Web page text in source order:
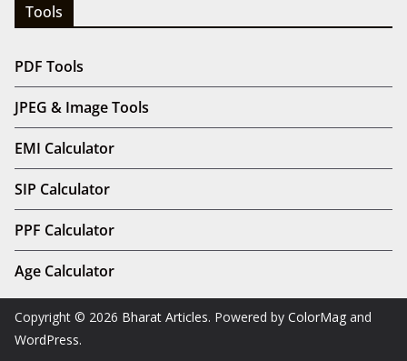
Tools
PDF Tools
JPEG & Image Tools
EMI Calculator
SIP Calculator
PPF Calculator
Age Calculator
Copyright © 2026 Bharat Articles. Powered by ColorMag and
WordPress.